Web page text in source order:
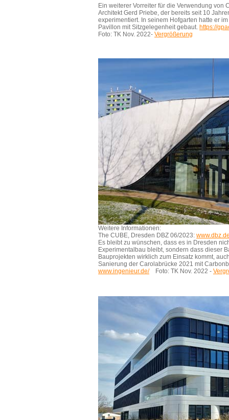
Ein weiterer Vorreiter für die Verwendung von
Architekt Gerd Priebe, der bereits seit 10
experimentiert. In seinem Hofgarten hatte er
Pavillon mit Sitzgelegenheit gebaut. https://
Foto: TK Nov. 2022- Vergrößerung
Weitere Informationen:
The CUBE, Dresden DBZ 06/2023:
Es bleibt zu wünschen, dass es in Dresden
Experimentalbau bleibt, sondern dass dieser
Bauprojekten wirklich zum Einsatz kommt,
Sanierung der Carolabrücke 2021 mit
www.ingenieur.de/Foto: TK Nov. 2022 -